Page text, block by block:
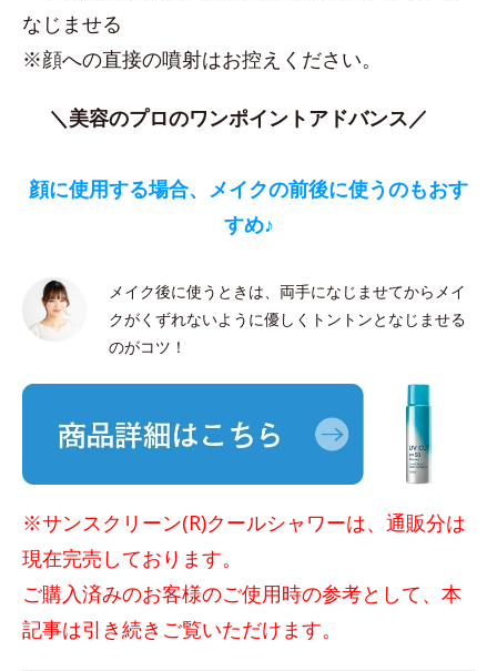
なじませる
※顔への直接の噴射はお控えください。
＼美容のプロのワンポイントアドバンス／
顔に使用する場合、メイクの前後に使うのもおす
すめ♪
メイク後に使うときは、両手になじませてからメイ
クがくずれないように優しくトントンとなじませる
のがコツ！
※サンスクリーン(R)クールシャワーは、通販分は
現在完売しております。
ご購入済みのお客様のご使用時の参考として、本
記事は引き続きご覧いただけます。